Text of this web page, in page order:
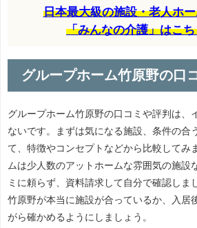
日本最大級の施設・老人ホ
「みんなの介護」はこ
グループホーム竹原野の口
グループホーム竹原野の口コミや評判は、
ないです。まずは気になる施設、条件の合
て、特徴やコンセプトなどから比較してみ
ムは少人数のアットホームな雰囲気の施設
ミに頼らず、資料請求して自分で確認しま
竹原野が本当に施設が合っているか、入居
がら確かめるようにしましょう。